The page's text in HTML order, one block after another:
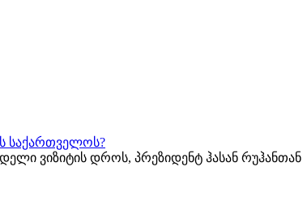
საქართველოს?
ვიზიტის დროს, პრეზიდენტ ჰასან რუჰანთან